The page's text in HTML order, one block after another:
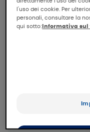
l'uso dei cookie. Per
personali, consultare la
qui sotto: Informativa